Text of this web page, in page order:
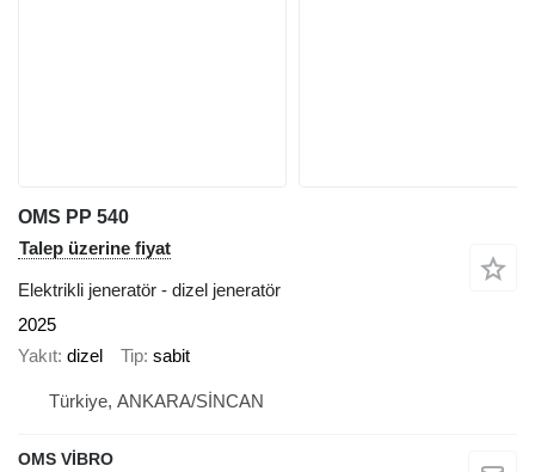
OMS PP 540
Talep üzerine fiyat
Elektrikli jeneratör - dizel jeneratör
2025
Yakıt dizel Tip sabit
Türkiye, ANKARA/SİNCAN
OMS VİBRO